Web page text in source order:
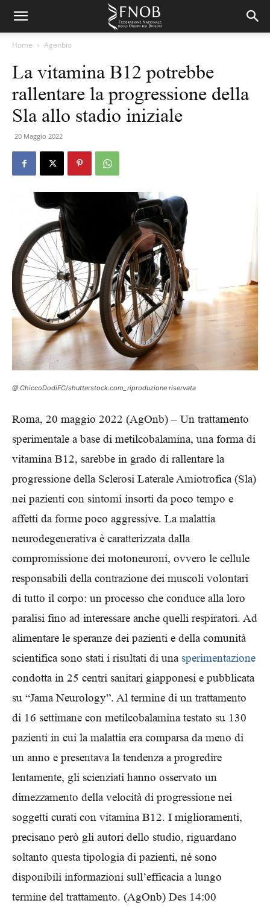
Home Agenbio
La vitamina B12 potrebbe
rallentare la progressione della
Sla allo stadio iniziale
20 Maggio 2022
@ ChiccoDodiFC/shutterstock.com_riproduzione riservata
Roma, 20 maggio 2022 (AgOnb) – Un trattamento
sperimentale a base di metilcobalamina, una forma di
vitamina B12, sarebbe in grado di rallentare la
progressione della Sclerosi Laterale Amiotrofica (Sla)
nei pazienti con sintomi insorti da poco tempo e
affetti da forme poco aggressive. La malattia
neurodegenerativa è caratterizzata dalla
compromissione dei motoneuroni, ovvero le cellule
responsabili della contrazione dei muscoli volontari
di tutto il corpo: un processo che conduce alla loro
paralisi fino ad interessare anche quelli respiratori. Ad
alimentare le speranze dei pazienti e della comunità
scientifica sono stati i risultati di una sperimentazione
condotta in 25 centri sanitari giapponesi e pubblicata
su “Jama Neurology”. Al termine di un trattamento
di 16 settimane con metilcobalamina testato su 130
pazienti in cui la malattia era comparsa da meno di
un anno e presentava la tendenza a progredire
lentamente, gli scienziati hanno osservato un
dimezzamento della velocità di progressione nei
soggetti curati con vitamina B12. I miglioramenti,
precisano però gli autori dello studio, riguardano
soltanto questa tipologia di pazienti, né sono
disponibili informazioni sull’efficacia a lungo
termine del trattamento. (AgOnb) Des 14:00